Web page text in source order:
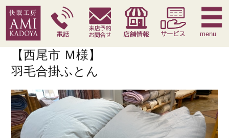
快眠枕 腰痛対策寝具 季節寝具 サービス
menu
【西尾市 Ｍ様】
羽毛合掛ふとん